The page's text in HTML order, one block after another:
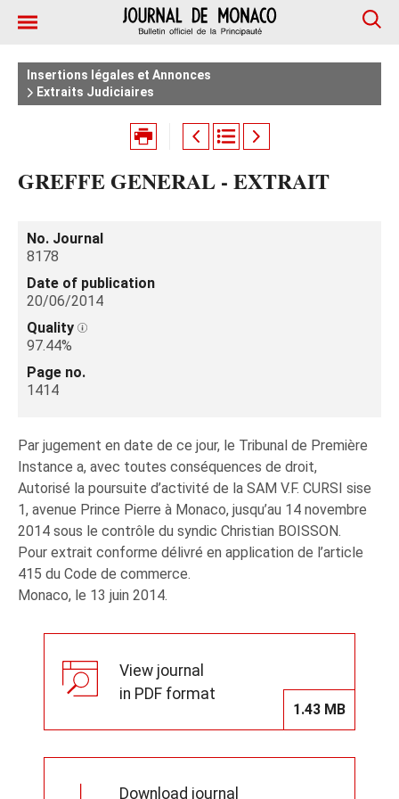
Insertions légales et Annonces
Extraits Judiciaires
GREFFE GENERAL - EXTRAIT
No. Journal
8178
Date of publication
20/06/2014
Quality
97.44%
Page no.
1414
Par jugement en date de ce jour, le Tribunal de Première
Instance a, avec toutes conséquences de droit,
Autorisé la poursuite d’activité de la SAM V.F. CURSI sise
1, avenue Prince Pierre à Monaco, jusqu’au 14 novembre
2014 sous le contrôle du syndic Christian BOISSON.
Pour extrait conforme délivré en application de l’article
415 du Code de commerce.
Monaco, le 13 juin 2014.
View journal
in PDF format
1.43 MB
Download journal